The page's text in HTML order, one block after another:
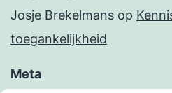
Josje Brekelmans op
toegankelijkheid
Meta